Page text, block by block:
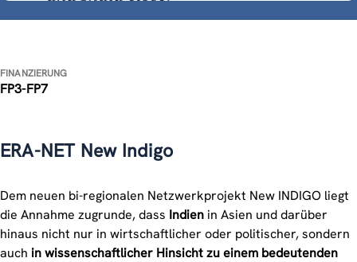
FINANZIERUNG
FP3-FP7
ERA-NET New Indigo
Dem neuen bi-regionalen Netzwerkprojekt New INDIGO liegt
die Annahme zugrunde, dass Indien in Asien und darüber
hinaus nicht nur in wirtschaftlicher oder politischer, sondern
auch in wissenschaftlicher Hinsicht zu einem bedeutenden